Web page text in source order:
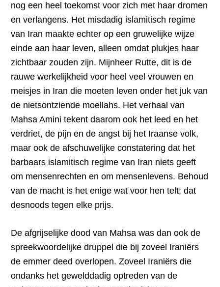
nog een heel toekomst voor zich met haar dromen
en verlangens. Het misdadig islamitisch regime
van Iran maakte echter op een gruwelijke wijze
einde aan haar leven, alleen omdat plukjes haar
zichtbaar zouden zijn. Mijnheer Rutte, dit is de
rauwe werkelijkheid voor heel veel vrouwen en
meisjes in Iran die moeten leven onder het juk van
de nietsontziende moellahs. Het verhaal van
Mahsa Amini tekent daarom ook het leed en het
verdriet, de pijn en de angst bij het Iraanse volk,
maar ook de afschuwelijke constatering dat het
barbaars islamitisch regime van Iran niets geeft
om mensenrechten en om mensenlevens. Behoud
van de macht is het enige wat voor hen telt; dat
desnoods tegen elke prijs.
De afgrijselijke dood van Mahsa was dan ook de
spreekwoordelijke druppel die bij zoveel Iraniërs
de emmer deed overlopen. Zoveel Iraniërs die
ondanks het gewelddadig optreden van de